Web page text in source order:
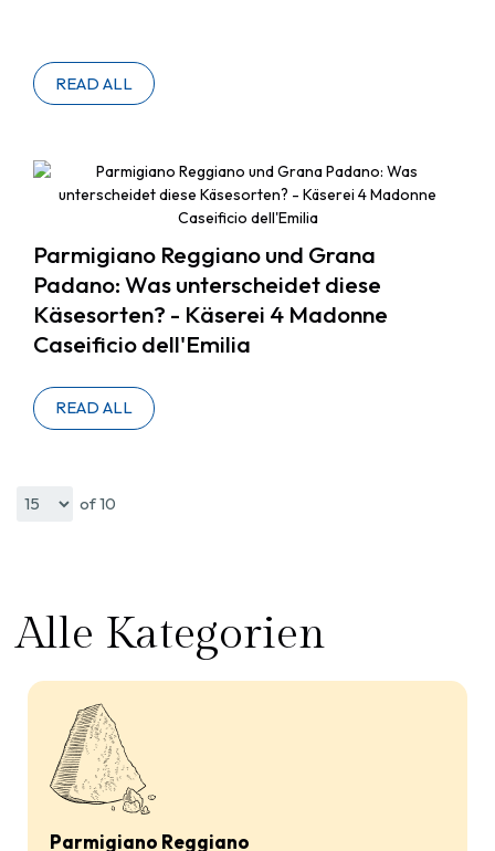
READ ALL
Parmigiano Reggiano und Grana
Padano: Was unterscheidet diese
Käsesorten? - Käserei 4 Madonne
Caseificio dell'Emilia
READ ALL
of 10
Alle Kategorien
Parmigiano Reggiano